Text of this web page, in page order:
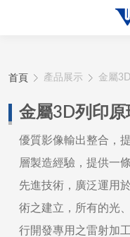
首頁 產品展示 金屬
金屬3D列印原
優質影像輸出整合，
層製造經驗，提供一
先進技術，廣泛運用
術之建立，所有的光
行開發專用之雷射加